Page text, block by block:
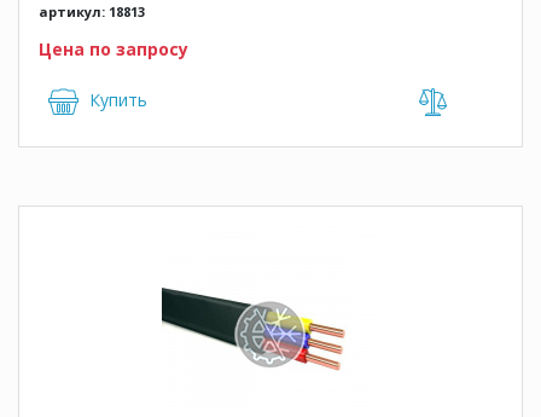
артикул: 18813
Цена по запросу
Купить